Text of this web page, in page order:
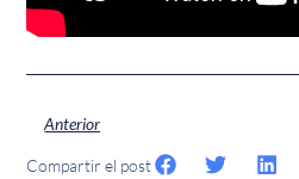
Anterior
Compartir el post